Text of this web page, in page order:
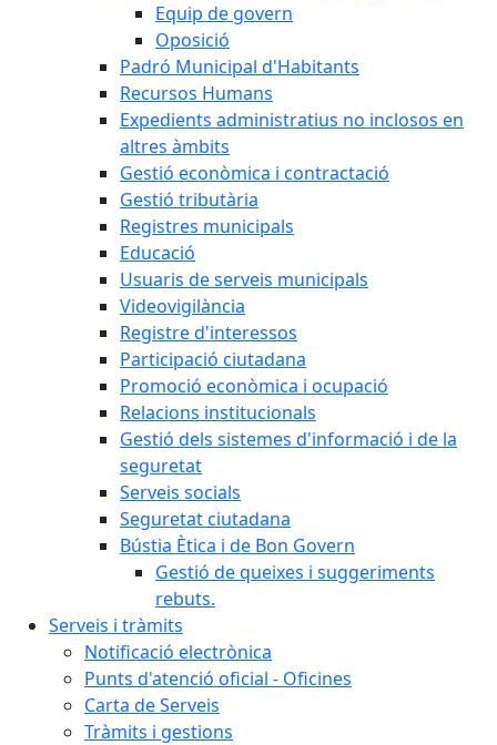
Equip de govern
Oposició
Padró Municipal d'Habitants
Recursos Humans
Expedients administratius no inclosos en
altres àmbits
Gestió econòmica i contractació
Gestió tributària
Registres municipals
Educació
Usuaris de serveis municipals
Videovigilància
Registre d'interessos
Participació ciutadana
Promoció econòmica i ocupació
Relacions institucionals
Gestió dels sistemes d'informació i de la
seguretat
Serveis socials
Seguretat ciutadana
Bústia Ètica i de Bon Govern
Gestió de queixes i suggeriments
rebuts.
Serveis i tràmits
Notificació electrònica
Punts d'atenció oficial - Oficines
Carta de Serveis
Tràmits i gestions